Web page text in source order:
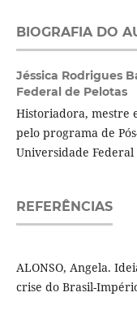
BIOGRAFIA DO
Jéssica Rodrigues
Federal de Pelotas
Historiadora, mestre
pelo programa de
Universidade Federal
REFERÊNCIAS
ALONSO, Angela.
crise do Brasil-